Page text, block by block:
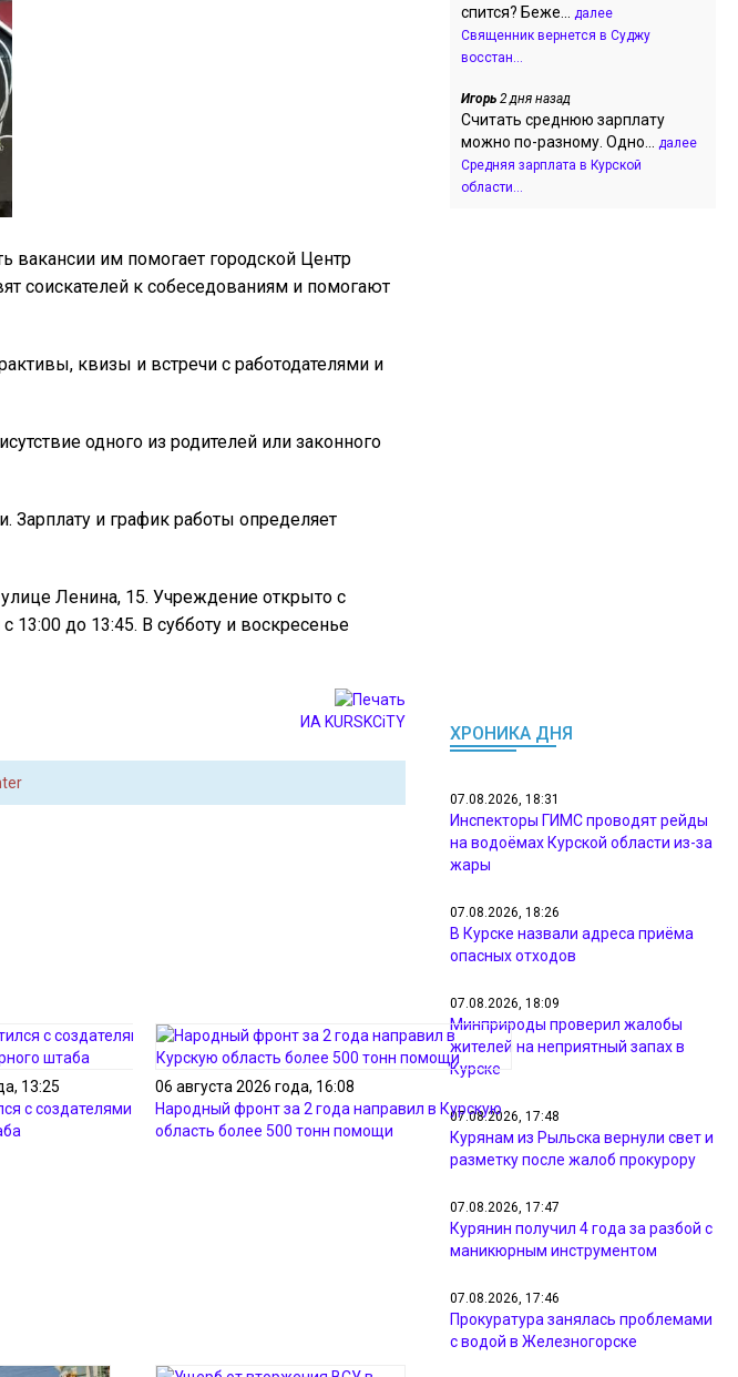
вакансии им помогает городской Центр
соискателей к собеседованиям и помогают
квизы и встречи с работодателями и
одного из родителей или законного
и график работы определяет
Ленина, 15. Учреждение открыто с
13:00 до 13:45. В субботу и воскресенье
ИА KURSKCiTY
13:25
с создателями курского
06 августа 2026 года, 16:08
Народный фронт за 2 года направил в Курскую
область более 500 тонн помощи
спится? Беже... далее
Священник вернется в Суджу
восстан...
Игорь 2 дня назад
Считать среднюю зарплату
можно по-разному. Одно... далее
Средняя зарплата в Курской
области...
ХРОНИКА ДНЯ
07.08.2026, 18:31
Инспекторы ГИМС проводят рейды
на водоёмах Курской области из-за
жары
07.08.2026, 18:26
В Курске назвали адреса приёма
опасных отходов
07.08.2026, 18:09
Минприроды проверил жалобы
жителей на неприятный запах в
Курске
07.08.2026, 17:48
Курянам из Рыльска вернули свет и
разметку после жалоб прокурору
07.08.2026, 17:47
Курянин получил 4 года за разбой с
маникюрным инструментом
07.08.2026, 17:46
Прокуратура занялась проблемами
с водой в Железногорске